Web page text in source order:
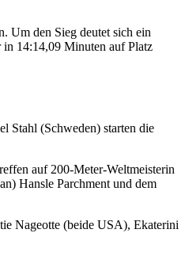
Um den Sieg deutet sich ein
14:14,09 Minuten auf Platz
Stahl (Schweden) starten die
auf 200-Meter-Weltmeisterin
Hansle Parchment und dem
Nageotte (beide USA), Ekaterini